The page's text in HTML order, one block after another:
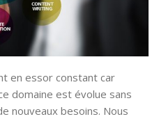
en essor constant car
domaine est évolue sans
nouveaux besoins. Nous